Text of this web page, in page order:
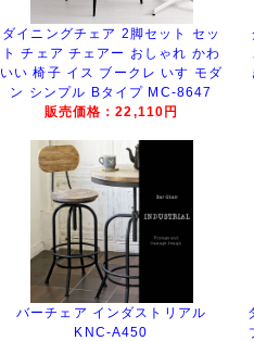
ダイニングチェア 2脚セット セッ
ト チェア チェアー おしゃれ かわ
いい 椅子 イス ブークレ いす モダ
ン シンプル Bタイプ MC-8647
販売価格：22,110円
バーチェア インダストリアル
KNC-A450